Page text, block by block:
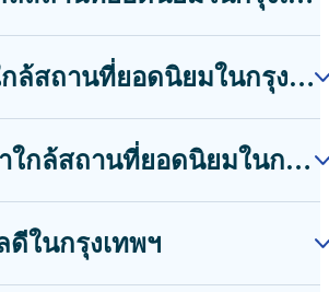
ขายคอนโดใกล้สถานที่ยอดนิยมในกรุงเทพฯ
คอนโดให้เช่าใกล้สถานที่ยอดนิยมในกรุงเทพฯ
ดีในกรุงเทพฯ